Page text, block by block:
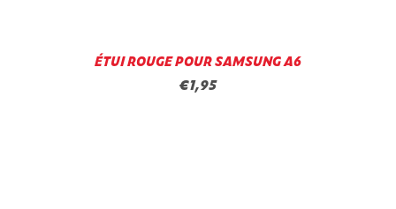
ÉTUI ROUGE POUR SAMSUNG A6
€1,95